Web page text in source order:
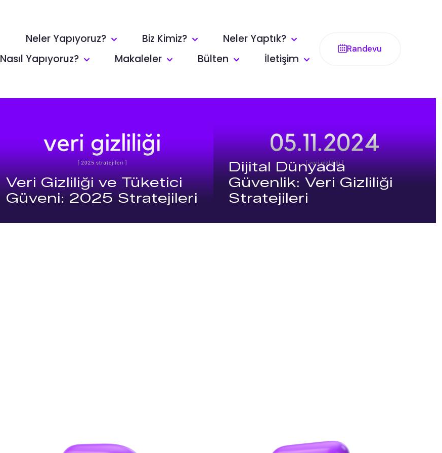
Neler Yapıyoruz? Biz Kimiz?
Neler Yaptık?
Nasıl Yapıyoruz?
Makaleler Bülten İletişim
Randevu
Veri Gizliliği ve Tüketici
Güveni: 2025 Stratejileri
Dijital Dünyada
Güvenlik: Veri Gizliliği
Stratejileri